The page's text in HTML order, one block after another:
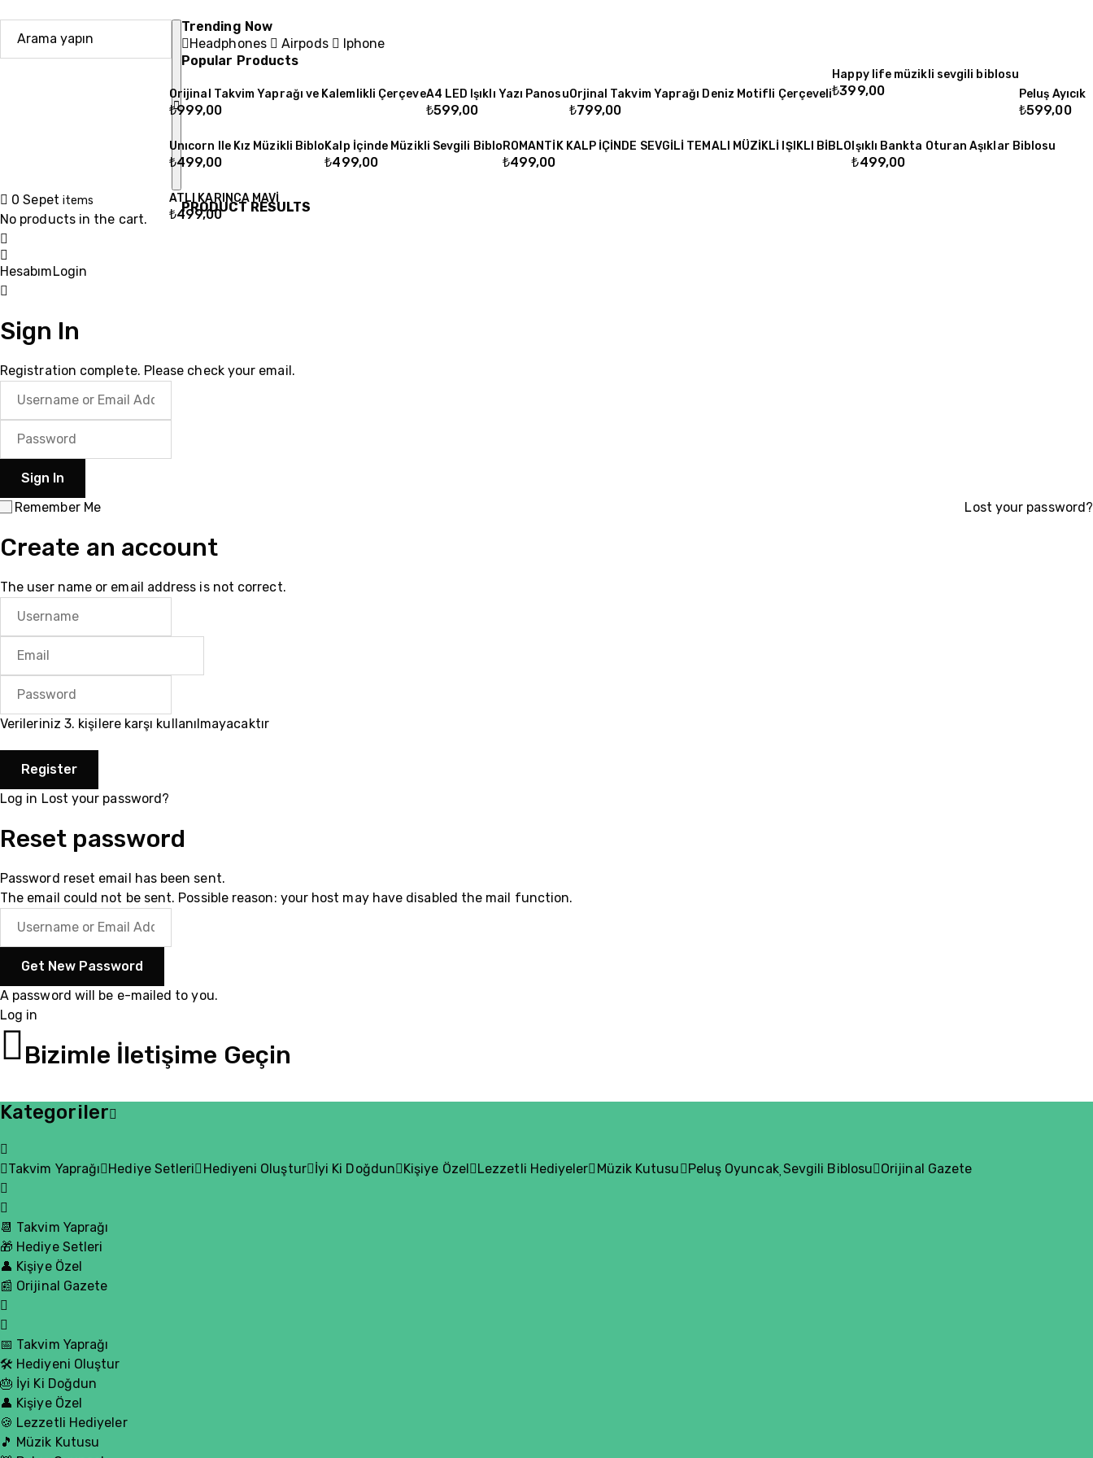
Trending Now
Headphones
Airpods
Iphone
Popular Products
Orijinal Takvim Yaprağı ve Kalemlikli Çerçeve
₺999,00
A4 LED Işıklı Yazı Panosu
₺599,00
Orjinal Takvim Yaprağı Deniz Motifli Çerçeveli
₺799,00
Happy life müzikli sevgili biblosu
₺399,00 Peluş Ayıcık
₺599,00
Unıcorn Ile Kız Müzikli Biblo
₺499,00
Kalp İçinde Müzikli Sevgili Biblo
₺499,00
ROMANTİK KALP İÇİNDE SEVGİLİ TEMALI MÜZİKLİ IŞIKLI BİBLO
₺499,00
Işıklı Bankta Oturan Aşıklar Biblosu
₺499,00
ATLI KARINCA MAVİ
₺499,00
PRODUCT RESULTS
0 Sepet items
No products in the cart.
HesabımLogin
Sign In
Registration complete. Please check your email.
Remember Me Lost your password?
Create an account
The user name or email address is not correct.
Verileriniz 3. kişilere karşı kullanılmayacaktır
Log in Lost your password?
Reset password
Password reset email has been sent.
The email could not be sent. Possible reason: your host may have disabled the mail function.
A password will be e-mailed to you.
Log in
Bizimle İletişime Geçin
Kategoriler
Takvim Yaprağı Hediye Setleri Hediyeni Oluştur İyi Ki Doğdun Kişiye Özel Lezzetli Hediyeler Müzik Kutusu Peluş Oyuncak Sevgili Biblosu Orijinal Gazete
📆 Takvim Yaprağı
🎁 Hediye Setleri
👤 Kişiye Özel
📰 Orijinal Gazete
📅 Takvim Yaprağı
🛠️ Hediyeni Oluştur
🎂 İyi Ki Doğdun
👤 Kişiye Özel
🍪 Lezzetli Hediyeler
🎵 Müzik Kutusu